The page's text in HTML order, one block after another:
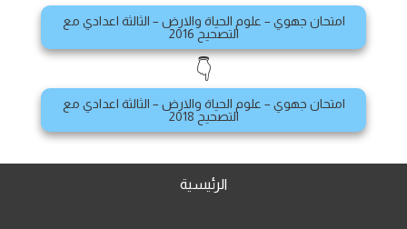
امتحان جهوي – علوم الحياة والارض – الثالثة اعدادي مع
التصحيح 2016
👇
امتحان جهوي – علوم الحياة والارض – الثالثة اعدادي مع
التصحيح 2018
الرئيسية